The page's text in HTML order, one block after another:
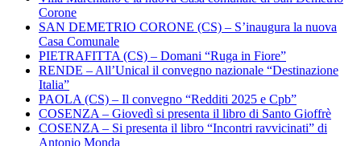
Corone
SAN DEMETRIO CORONE (CS) – S’inaugura la nuova
Casa Comunale
PIETRAFITTA (CS) – Domani “Ruga in Fiore”
RENDE – All’Unical il convegno nazionale “Destinazione
Italia”
PAOLA (CS) – Il convegno “Redditi 2025 e Cpb”
COSENZA – Giovedì si presenta il libro di Santo Gioffrè
COSENZA – Si presenta il libro “Incontri ravvicinati” di
Antonio Monda